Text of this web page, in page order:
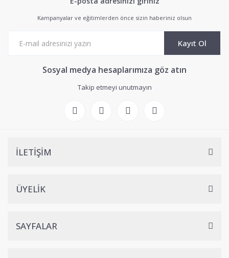
Kampanyalar ve eğitimlerden önce sizin haberiniz olsun
Kayıt Ol
Sosyal medya hesaplarımıza göz atın
Takip etmeyi unutmayın
İLETİŞİM
ÜYELİK
SAYFALAR